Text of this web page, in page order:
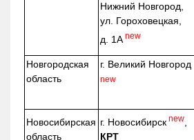
Нижний Новгород,
ул. Гороховецкая,
д. 1А new
Новгородская
область
г. Великий Новгород
new
Новосибирская
область
г. Новосибирск new
КРТ